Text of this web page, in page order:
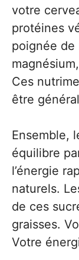
votre
protéines
poignée de
Ces
être
Ensemble,
équilibre
l’énergie
naturels.
de ces
graisses.
Votre